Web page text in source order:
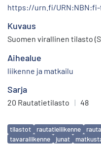
https://urn.fi/URN:NBN:fi-
Kuvaus
Suomen virallinen tilasto
Aihealue
liikenne ja matkailu
Sarja
20 Rautatietilasto | 48
Avainsanat
tilastot rautatieliikenne
tavaraliikenne
junat